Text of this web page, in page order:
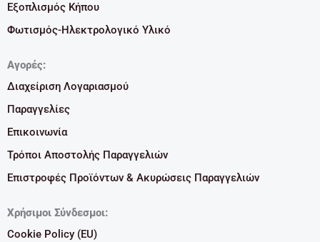
Εξοπλισμός Κήπου
Φωτισμός-Ηλεκτρολογικό Υλικό
Αγορές:
Διαχείριση Λογαριασμού
Παραγγελίες
Επικοινωνία
Τρόποι Αποστολής Παραγγελιών
Επιστροφές Προϊόντων & Ακυρώσεις Παραγγελιών
Χρήσιμοι Σύνδεσμοι:
Cookie Policy (EU)